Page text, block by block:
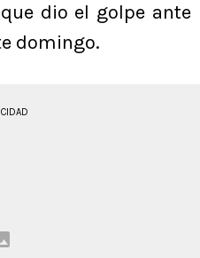
dio el golpe ante
domingo.